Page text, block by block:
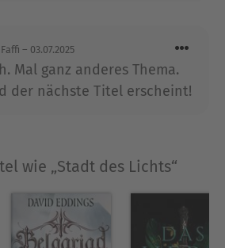
Faffi – 03.07.2025
Mal ganz anderes Thema.
der nächste Titel erscheint!
wie „Stadt des Lichts“